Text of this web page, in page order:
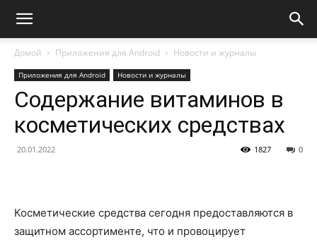
Домой Приложения для Android Новости и журналы
Приложения для Android Новости и журналы
Содержание витаминов в
косметических средствах
20.01.2022 0
1827
Косметические средства сегодня предоставляются в
защитном ассортименте, что и провоцирует